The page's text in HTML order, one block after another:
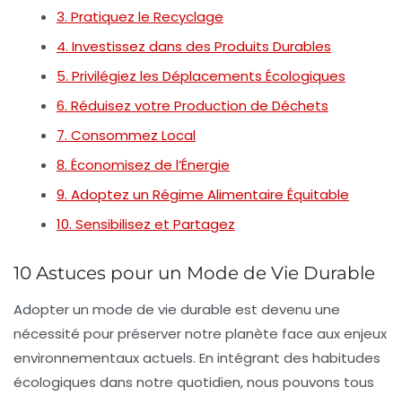
3. Pratiquez le Recyclage
4. Investissez dans des Produits Durables
5. Privilégiez les Déplacements Écologiques
6. Réduisez votre Production de Déchets
7. Consommez Local
8. Économisez de l’Énergie
9. Adoptez un Régime Alimentaire Équitable
10. Sensibilisez et Partagez
10 Astuces pour un Mode de Vie Durable
Adopter un mode de vie durable est devenu une
nécessité pour préserver notre planète face aux enjeux
environnementaux actuels. En intégrant des habitudes
écologiques dans notre quotidien, nous pouvons tous